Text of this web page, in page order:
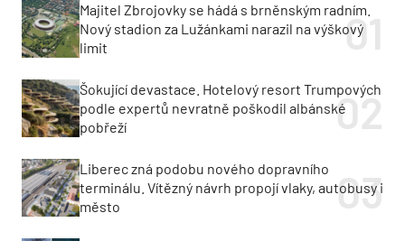
Majitel Zbrojovky se hádá s brněnským radním.
Nový stadion za Lužánkami narazil na výškový
limit
Šokující devastace. Hotelový resort Trumpových
podle expertů nevratně poškodil albánské
pobřeží
Liberec zná podobu nového dopravního
terminálu. Vítězný návrh propojí vlaky, autobusy i
město